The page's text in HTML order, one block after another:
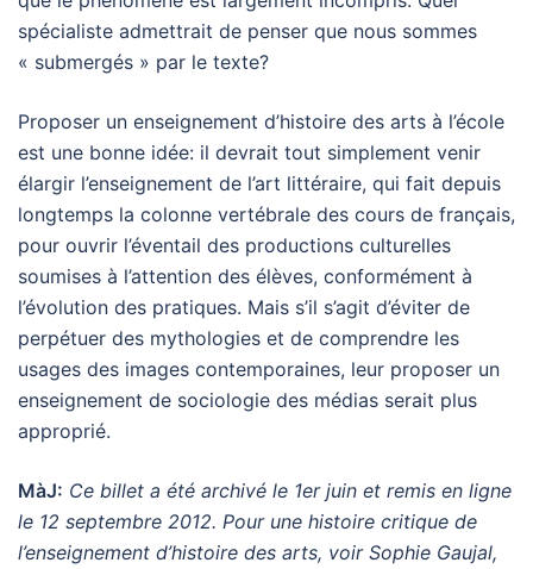
spécialiste admettrait de penser que nous sommes
« submergés » par le texte?
Proposer un enseignement d’histoire des arts à l’école
est une bonne idée: il devrait tout simplement venir
élargir l’enseignement de l’art littéraire, qui fait depuis
longtemps la colonne vertébrale des cours de français,
pour ouvrir l’éventail des productions culturelles
soumises à l’attention des élèves, conformément à
l’évolution des pratiques. Mais s’il s’agit d’éviter de
perpétuer des mythologies et de comprendre les
usages des images contemporaines, leur proposer un
enseignement de sociologie des médias serait plus
approprié.
MàJ: Ce billet a été archivé le 1er juin et remis en ligne
le 12 septembre 2012. Pour une histoire critique de
l’enseignement d’histoire des arts, voir Sophie Gaujal,